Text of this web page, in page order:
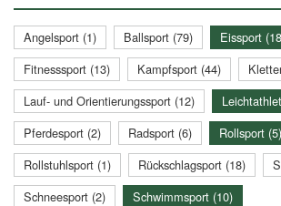
Angelsport (1) Ballsport (79)
Eissport
Fitnesssport (13)
Kampfsport (44)
Lauf- und Orientierungssport (12)
Pferdesport (2)
Radsport (6)
Rollsport (5)
Rollstuhlsport (1)
Rückschlagsport (18)
Schneesport (2)
Schwimmsport (10)